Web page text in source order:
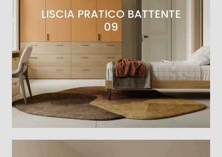
LISCIA PRATICO BATTENTE
09